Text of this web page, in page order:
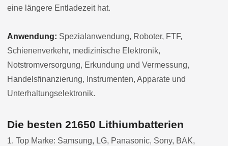
eine längere Entladezeit hat.
Anwendung: Spezialanwendung, Roboter, FTF,
Schienenverkehr, medizinische Elektronik,
Notstromversorgung, Erkundung und Vermessung,
Handelsfinanzierung, Instrumenten, Apparate und
Unterhaltungselektronik.
Die besten 21650 Lithiumbatterien
1. Top Marke: Samsung, LG, Panasonic, Sony, BAK,